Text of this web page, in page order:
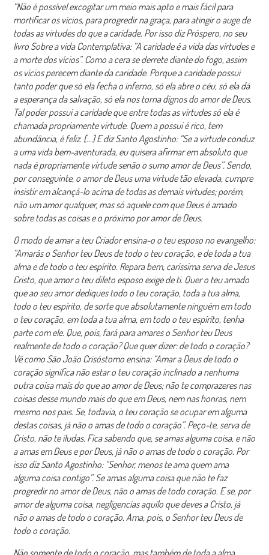
“Não é possível excogitar um meio mais apto e mais fácil para
mortificar os vícios, para progredir na graça, para atingir o auge de
todas as virtudes do que a caridade. Por isso diz Próspero, no seu
livro Sobre a vida Contemplativa: “A caridade é a vida das virtudes e
a morte dos vícios”. Como a cera se derrete diante do fogo, assim
os vícios perecem diante da caridade. Porque a caridade possui
tanto poder que só ela fecha o inferno, só ela abre o céu, só ela dá
a esperança da salvação, só ela nos torna dignos do amor de Deus.
Tal poder possui a caridade que entre todas as virtudes só ela é
chamada propriamente virtude. Quem a possui é rico, tem
abundância, é feliz. […] E diz Santo Agostinho: “Se a virtude conduz
a uma vida bem-aventurada, eu quisera afirmar em absoluto que
nada é propriamente virtude senão o sumo amor de Deus”. Sendo,
por conseguinte, o amor de Deus uma virtude tão elevada, cumpre
insistir em alcançá-lo acima de todas as demais virtudes; porém,
não um amor qualquer, mas só aquele com que Deus é amado
sobre todas as coisas e o próximo por amor de Deus.
O modo de amar a teu Criador ensina-o o teu esposo no evangelho:
“Amarás o Senhor teu Deus de todo o teu coração, e de toda a tua
alma e de todo o teu espírito. Repara bem, caríssima serva de Jesus
Cristo, que amor o teu dileto esposo exige de ti. Quer o teu amado
que ao seu amor dediques todo o teu coração, toda a tua alma,
todo o teu espírito, de sorte que absolutamente ninguém em todo
o teu coração, em toda a tua alma, em todo o teu espírito, tenha
parte com ele. Que, pois, fará para amares o Senhor teu Deus
realmente de todo o coração? Que quer dizer: de todo o coração?
Vê como São João Crisóstomo ensina: “Amar a Deus de todo o
coração significa não estar o teu coração inclinado a nenhuma
outra coisa mais do que ao amor de Deus; não te comprazeres nas
coisas desse mundo mais do que em Deus, nem nas honras, nem
mesmo nos pais. Se, todavia, o teu coração se ocupar em alguma
destas coisas, já não o amas de todo o coração”. Peço-te, serva de
Cristo, não te iludas. Fica sabendo que, se amas alguma coisa, e não
a amas em Deus e por Deus, já não o amas de todo o coração. Por
isso diz Santo Agostinho: “Senhor, menos te ama quem ama
alguma coisa contigo”. Se amas alguma coisa que não te faz
progredir no amor de Deus, não o amas de todo coração. E se, por
amor de alguma coisa, negligencias aquilo que deves a Cristo, já
não o amas de todo o coração. Ama, pois, o Senhor teu Deus de
todo o coração.